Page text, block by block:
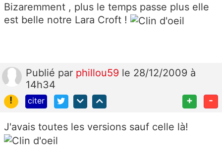
Bizaremment , plus le temps passe plus elle
est belle notre Lara Croft !
Publié par phillou59 le 28/12/2009 à
14h34
!
citer + -
J'avais toutes les versions sauf celle là!